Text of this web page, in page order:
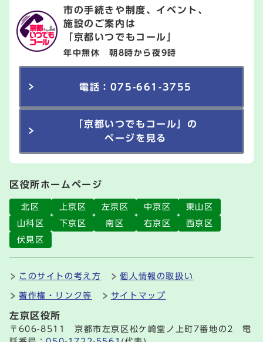
市の手続きや制度、イベント、
施設のご案内は
「京都いつでもコール」
年中無休 朝8時から夜9時
電話：075-661-3755
「京都いつでもコール」の
ページを見る
区役所ホームページ
北区 上京区 左京区 中京区
東山区
山科区
下京区 南区 右京区
西京区
伏見区
このサイトの考え方 個人情報の取扱い
著作権・リンク等 サイトマップ
左京区役所
〒606-8511 京都市左京区松ケ崎堂ノ上町7番地の2 電